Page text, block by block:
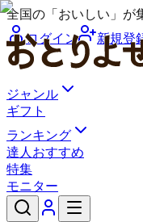
全国の「おいしい」が
ログイン
新規登
ジャンル
ギフト
ランキング
達人おすすめ
特集
モニター